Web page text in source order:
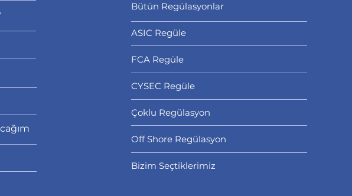
Bütün Regülasyonlar
ASIC Regüle
FCA Regüle
CYSEC Regüle
Çoklu Regülasyon
Off Shore Regülasyon
Bizim Seçtiklerimiz